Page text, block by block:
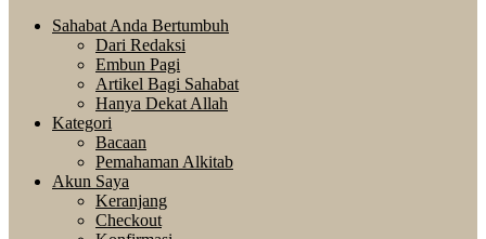
Sahabat Anda Bertumbuh
Dari Redaksi
Embun Pagi
Artikel Bagi Sahabat
Hanya Dekat Allah
Kategori
Bacaan
Pemahaman Alkitab
Akun Saya
Keranjang
Checkout